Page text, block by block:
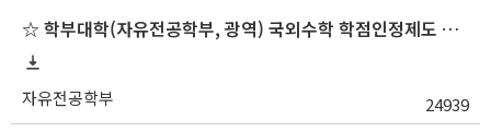
☆ 학부대학(자유전공학부, 광역) 국외수학 학점인정제도 변경 안내(2027-1학기 파견학생부터)
자유전공학부 24939